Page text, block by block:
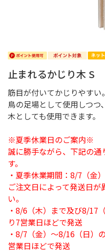
止まれるかじり木 S
筋目が付いてかじりやすい。
鳥の足場として使用しつつ
木としても使用できます。
※夏季休業日のご案内※
誠に勝手ながら、下記の
す。
・夏季休業期間：8/7（金
ご注文日によって発送日
い。
・8/6（木）まで及び8/17
り7営業日ほどで発送
・8/7（金）～8/16（日）
営業日ほどで発送